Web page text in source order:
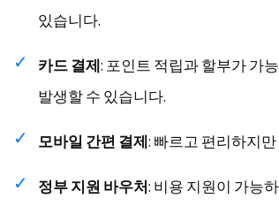
있습니다.
카드 결제: 포인트 적립과 할부가 가
발생할 수 있습니다.
모바일 간편 결제: 빠르고 편리하지
정부 지원 바우처: 비용 지원이 가능